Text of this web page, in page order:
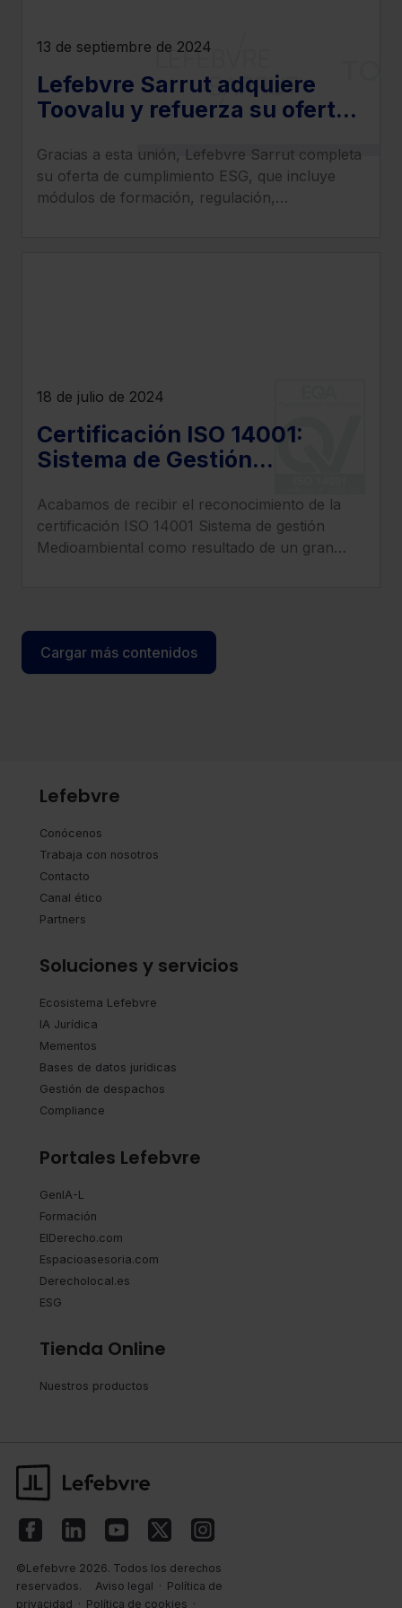
13 de septiembre de 2024
Lefebvre Sarrut adquiere
Toovalu y refuerza su oferta
ESG y RSC
Gracias a esta unión, Lefebvre Sarrut completa
su oferta de cumplimiento ESG, que incluye
módulos de formación, regulación,
18 de julio de 2024
Certificación ISO 14001:
Sistema de Gestión
Acabamos de recibir el reconocimiento de la
certificación ISO 14001 Sistema de gestión
Medioambiental como resultado de un gran
Cargar más contenidos
Lefebvre
Conócenos
Trabaja con nosotros
Contacto
Canal ético
Partners
Soluciones y servicios
Ecosistema Lefebvre
IA Jurídica
Mementos
Bases de datos jurídicas
Gestión de despachos
Compliance
Portales Lefebvre
GenIA-L
Formación
ElDerecho.com
Espacioasesoria.com
Derecholocal.es
ESG
Tienda Online
Nuestros productos
©Lefebvre 2026. Todos los derechos
reservados.
Aviso legal · Política de
privacidad · Política de cookies ·